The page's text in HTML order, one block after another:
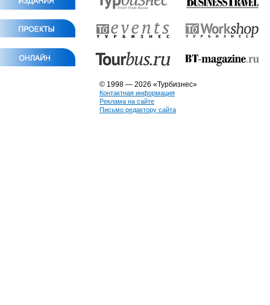
© 1998 — 2026 «Турбизнес»
Контактная информация
Реклама на сайте
Письмо редактору сайта